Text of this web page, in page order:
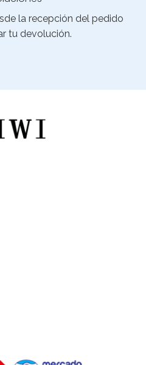
la recepción del pedido
tu devolución.